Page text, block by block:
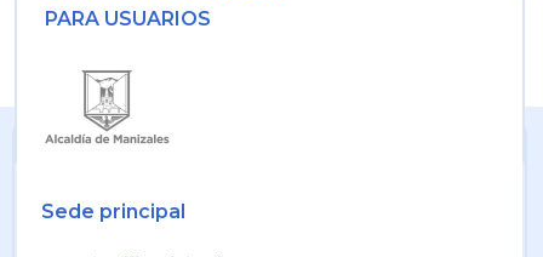
PARA USUARIOS
Sede principal